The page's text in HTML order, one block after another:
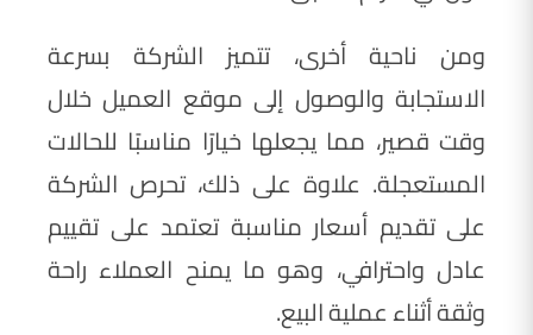
ومن ناحية أخرى، تتميز الشركة بسرعة
الاستجابة والوصول إلى موقع العميل خلال
وقت قصير، مما يجعلها خيارًا مناسبًا للحالات
المستعجلة. علاوة على ذلك، تحرص الشركة
على تقديم أسعار مناسبة تعتمد على تقييم
عادل واحترافي، وهو ما يمنح العملاء راحة
وثقة أثناء عملية البيع.